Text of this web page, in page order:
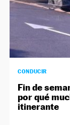
CONDUCIR
Fin de
por qué
itinerante